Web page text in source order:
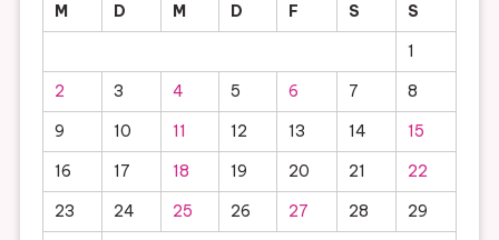
M
D M D F S
S
1
2
3 4 5 6 7
8
9
10 11 12 13 14
15
16
17 18 19 20 21
22
23
24 25 26 27 28
29